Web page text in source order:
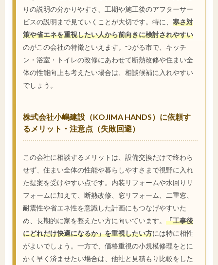
りの説明の分かりやすさ、工期や施工後のアフターサー
ビスの説明まで見ていくことが大切です。特に、 寒さ対
策や省エネを重視したい人から前向きに検討されやすい
のがこの会社の特徴といえます。つがる市で、キッチ
ン・浴室・トイレの改修にあわせて断熱改修や住まい全
体の性能向上も考えたい場合は、相談候補に入れやすい
でしょう。
株式会社小嶋建設（KOJIMA HANDS）に依頼す
るメリット・注意点（失敗回避）
この会社に相談するメリットは、設備交換だけで終わら
せず、住まい全体の性能や暮らしやすさまで視野に入れ
た提案を受けやすい点です。内装リフォームや水回りリ
フォームに加えて、断熱改修、窓リフォーム、二重窓、
耐震性や省エネ性を意識した計画にもつなげやすいた
め、長期的に家を整えたい方に向いています。 「工事後
にどれだけ快適になるか」を重視したい方には特に相性
がよいでしょう。一方で、価格重視の小規模修理をとに
かく早く済ませたい場合は、他社と見積もり比較をした